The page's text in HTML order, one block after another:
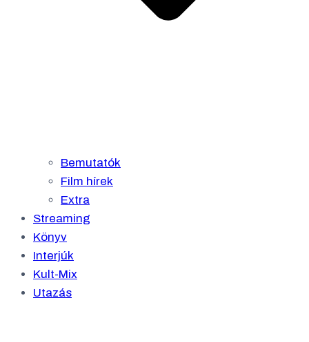
Bemutatók
Film hírek
Extra
Streaming
Könyv
Interjúk
Kult-Mix
Utazás